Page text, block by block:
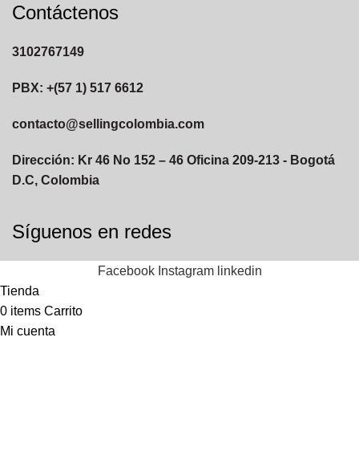
Contáctenos
3102767149
PBX: +(57 1) 517 6612
contacto@sellingcolombia.com
Dirección: Kr 46 No 152 – 46 Oficina 209-213 - Bogotá
D.C, Colombia
Síguenos en redes
Facebook Instagram linkedin
Tienda
0 items Carrito
Mi cuenta